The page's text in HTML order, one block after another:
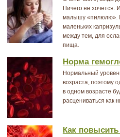
Ничего не хочется.
малышу «пилюлю».
маленьких
между тем, для
пища.
Норма
Нормальный
возраста, поэтому
в одном возрасте
расцениваться как
Как